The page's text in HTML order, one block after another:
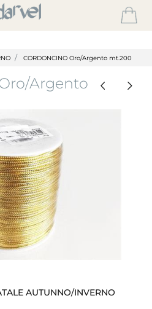
CORDONCINO Oro/Argento mt.200
Argento
AUTUNNO/INVERNO